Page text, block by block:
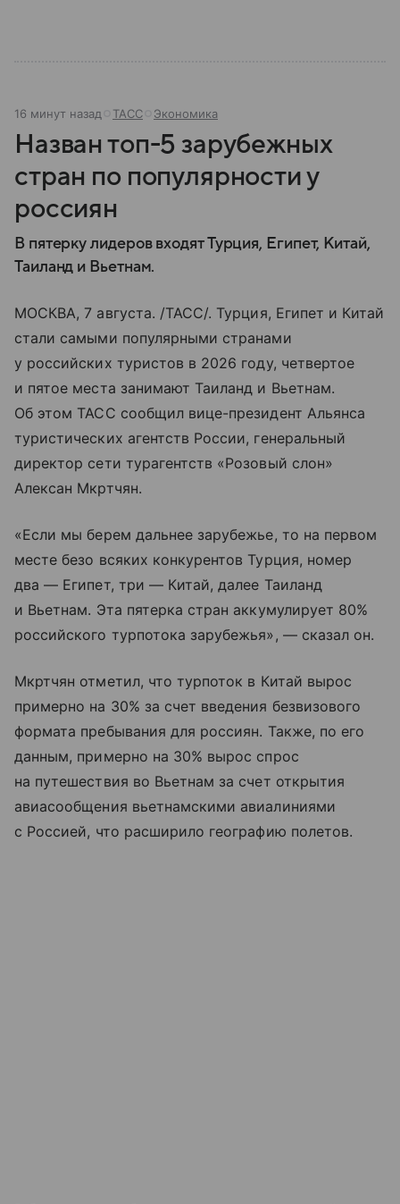
16 минут назад ТАСС Экономика
Назван топ-5 зарубежных
стран по популярности у
россиян
В пятерку лидеров входят Турция, Египет, Китай,
Таиланд и Вьетнам.
МОСКВА, 7 августа. /ТАСС/. Турция, Египет и Китай
стали самыми популярными странами
у российских туристов в 2026 году, четвертое
и пятое места занимают Таиланд и Вьетнам.
Об этом ТАСС сообщил вице-президент Альянса
туристических агентств России, генеральный
директор сети турагентств «Розовый слон»
Алексан Мкртчян.
«Если мы берем дальнее зарубежье, то на первом
месте безо всяких конкурентов Турция, номер
два — Египет, три — Китай, далее Таиланд
и Вьетнам. Эта пятерка стран аккумулирует 80%
российского турпотока зарубежья», — сказал он.
Мкртчян отметил, что турпоток в Китай вырос
примерно на 30% за счет введения безвизового
формата пребывания для россиян. Также, по его
данным, примерно на 30% вырос спрос
на путешествия во Вьетнам за счет открытия
авиасообщения вьетнамскими авиалиниями
с Россией, что расширило географию полетов.